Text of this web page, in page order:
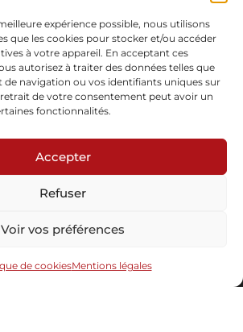
expérience possible, nous utilisons
que les cookies pour stocker et/ou accéder
à votre appareil. En acceptant ces
autorisez à traiter des données telles que
navigation ou vos identifiants uniques sur
retrait de votre consentement peut avoir un
fonctionnalités.
Accepter
Refuser
Voir vos préférences
de cookiesMentions légales
à notre newsletter